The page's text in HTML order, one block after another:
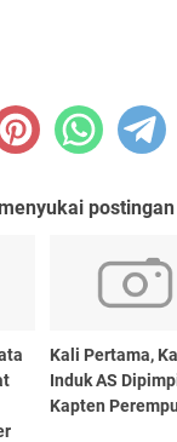
Kali Pertama,
Induk AS
Kapten